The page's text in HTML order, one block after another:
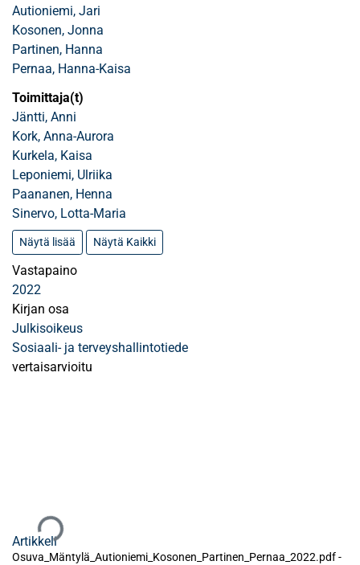
Autioniemi, Jari
Kosonen, Jonna
Partinen, Hanna
Pernaa, Hanna-Kaisa
Toimittaja(t)
Jäntti, Anni
Kork, Anna-Aurora
Kurkela, Kaisa
Leponiemi, Ulriika
Paananen, Henna
Sinervo, Lotta-Maria
Näytä lisää Näytä Kaikki
Vastapaino
2022
Kirjan osa
Julkisoikeus
Sosiaali- ja terveyshallintotiede
vertaisarvioitu
Artikkeli
Osuva_Mäntylä_Autioniemi_Kosonen_Partinen_Pernaa_2022.pdf -